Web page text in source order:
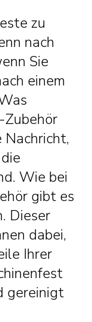
zu
nach
Sie
einem
Wie bei
gibt es
Dieser
dabei,
Ihrer
gereinigt